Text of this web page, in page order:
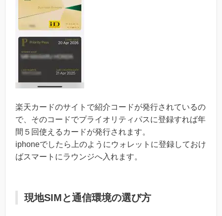
楽天カードのサイトで紹介コードが発行されているの
で、そのコードでプライオリティパスに登録すれば年
間５回使えるカードが発行されます。
iphoneでしたら上のようにウォレットに登録しておけ
ばスマートにラウンジへ入れます。
現地SIMと通信環境の選び方